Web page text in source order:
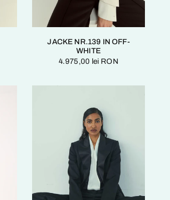
JACKE NR.139 IN OFF-
WHITE
4.975,00 lei RON